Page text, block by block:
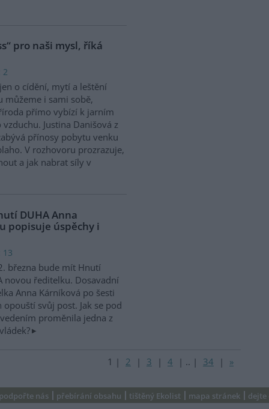
pro naši mysl, říká
2
o cídění, mytí a leštění
i sami sobě,
přímo vybízí k jarním
Justina Danišová z
přínosy pobytu venku
V rozhovoru prozrazuje,
a jak nabrat síly v
DUHA Anna
popisuje úspěchy i
13
března bude mít Hnutí
novou ředitelku. Dosavadní
Anna Kárníková po šesti
opouští svůj post. Jak se pod
proměnila jedna z
1 | 2 | 3 | 4 | .. | 34 | »
podpořte nás přebírání obsahu tištěný Ekolist mapa stránek dejte